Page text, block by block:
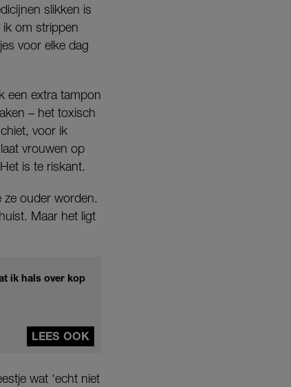
slikken is
om strippen
voor elke dag
een extra tampon
– het toxisch
voor ik
vrouwen op
is te riskant.
ze ouder worden.
Maar het ligt
ik hals over kop
LEES OOK
wat ‘echt niet